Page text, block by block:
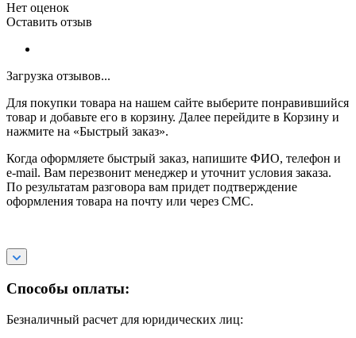
Нет оценок
Оставить отзыв
Загрузка отзывов...
Для покупки товара на нашем сайте выберите понравившийся
товар и добавьте его в корзину. Далее перейдите в Корзину и
нажмите на «Быстрый заказ».
Когда оформляете быстрый заказ, напишите ФИО, телефон и
e-mail. Вам перезвонит менеджер и уточнит условия заказа.
По результатам разговора вам придет подтверждение
оформления товара на почту или через СМС.
Способы оплаты:
Безналичный расчет для юридических лиц: